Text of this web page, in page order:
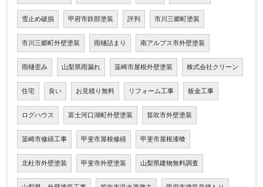
雪止め破損 甲府市鉄部塗装 評判 市川三郷町塗装
市川三郷町外壁塗装 雨樋詰まり 南アルプス市外壁塗装
雨樋歪み 山梨県雨漏れ 韮崎市屋根外壁塗装 株式会社クリーン
住宅 良い お見積り無料 リフォーム工事 板金工事
ログハウス 富士河口湖町外壁塗装 笛吹市外壁塗装
韮崎市修繕工事 甲斐市屋根修繕 甲斐市屋根漆喰
北杜市外壁塗装 甲斐市外壁塗装 山梨県建物無料調査